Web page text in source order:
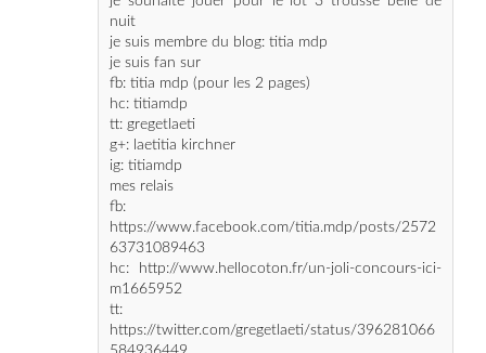
fb: titia mdp (pour les 2 pages)
hc: titiamdp
tt: gregetlaeti
g+: laetitia kirchner
ig: titiamdp
mes relais
https://www.facebook.com/titia.mdp/posts/2572
63731089463
hc: http://www.hellocoton.fr/un-joli-concours-ici-
m1665952
tt:
https://twitter.com/gregetlaeti/status/396281066
584936449
g+:
https://plus.google.com/11644587337860077197
2/posts/dW79cepqjjW